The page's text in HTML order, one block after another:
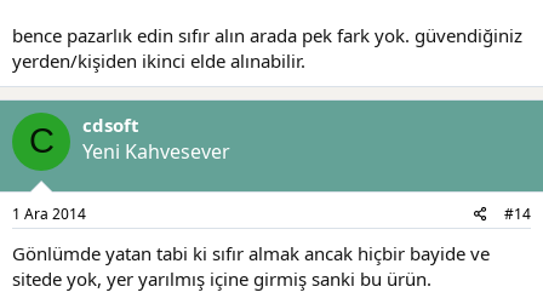
bence pazarlık edin sıfır alın arada pek fark yok. güvendiğiniz
yerden/kişiden ikinci elde alınabilir.
C cdsoft
Yeni Kahvesever
1 Ara 2014 #14
Gönlümde yatan tabi ki sıfır almak ancak hiçbir bayide ve
sitede yok, yer yarılmış içine girmiş sanki bu ürün.